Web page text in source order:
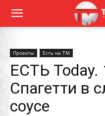
Проекты Есть на ТМ
ЕСТЬ Today.
Спагетти в
соусе